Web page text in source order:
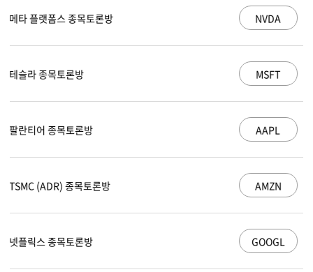
NVDA 엔비디아 종목토론방
MSFT 마이크로소프트 종목토론방
AAPL 애플 종목토론방
AMZN 아마존 닷컴 종목토론방
GOOGL 알파벳 A 종목토론방